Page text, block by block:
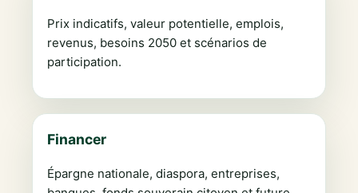
Prix indicatifs, valeur potentielle, emplois,
revenus, besoins 2050 et scénarios de
participation.
Financer
Épargne nationale, diaspora, entreprises,